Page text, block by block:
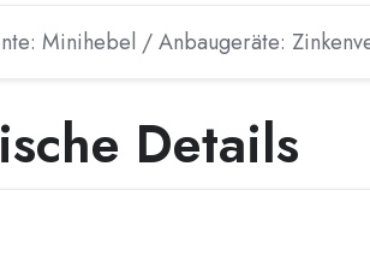
Minihebel / Anbaugeräte:
Details